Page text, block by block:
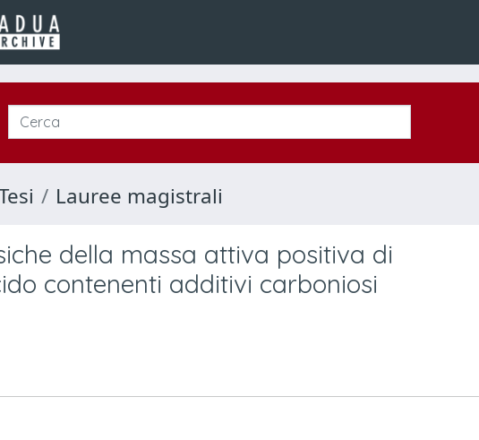
Lauree magistrali
della massa attiva positiva di
contenenti additivi carboniosi